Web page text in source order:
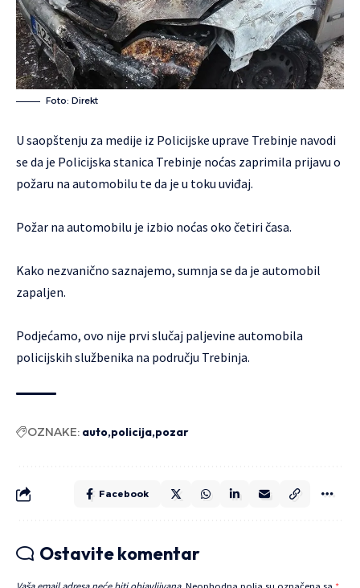
Foto: Direkt
U saopštenju za medije iz Policijske uprave Trebinje navodi
se da je Policijska stanica Trebinje noćas zaprimila prijavu o
požaru na automobilu te da je u toku uviđaj.
Požar na automobilu je izbio noćas oko četiri časa.
Kako nezvanično saznajemo, sumnja se da je automobil
zapaljen.
Podjećamo, ovo nije prvi slučaj paljevine automobila
policijskih službenika na području Trebinja.
OZNAKE: auto policija pozar
Facebook
Ostavite komentar